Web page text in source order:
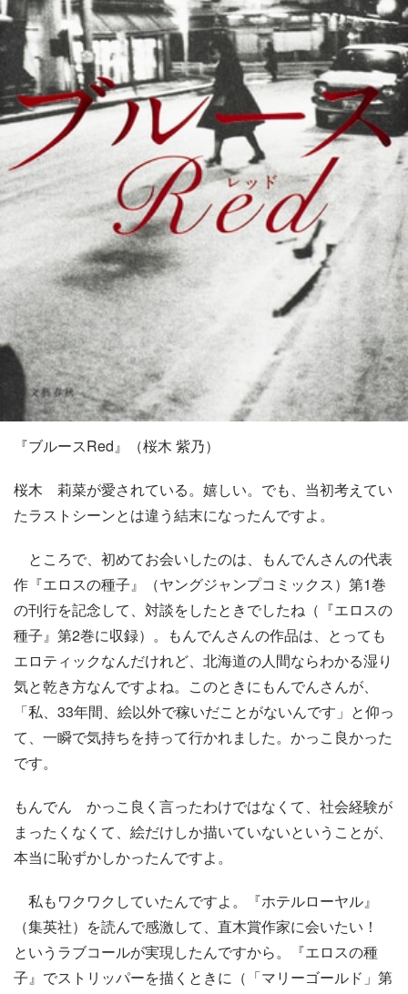
『ブルースRed』（桜木 紫乃）
桜木 莉菜が愛されている。嬉しい。でも、当初考えてい
たラストシーンとは違う結末になったんですよ。
ところで、初めてお会いしたのは、もんでんさんの代表
作『エロスの種子』（ヤングジャンプコミックス）第1巻
の刊行を記念して、対談をしたときでしたね（『エロスの
種子』第2巻に収録）。もんでんさんの作品は、とっても
エロティックなんだけれど、北海道の人間ならわかる湿り
気と乾き方なんですよね。このときにもんでんさんが、
「私、33年間、絵以外で稼いだことがないんです」と仰っ
て、一瞬で気持ちを持って行かれました。かっこ良かった
です。
もんでん かっこ良く言ったわけではなくて、社会経験が
まったくなくて、絵だけしか描いていないということが、
本当に恥ずかしかったんですよ。
私もワクワクしていたんですよ。『ホテルローヤル』
（集英社）を読んで感激して、直木賞作家に会いたい！
というラブコールが実現したんですから。『エロスの種
子』でストリッパーを描くときに（「マリーゴールド」第